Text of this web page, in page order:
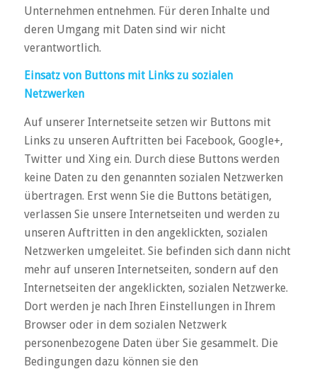
Unternehmen entnehmen. Für deren Inhalte und
deren Umgang mit Daten sind wir nicht
verantwortlich.
Einsatz von Buttons mit Links zu sozialen
Netzwerken
Auf unserer Internetseite setzen wir Buttons mit
Links zu unseren Auftritten bei Facebook, Google+,
Twitter und Xing ein. Durch diese Buttons werden
keine Daten zu den genannten sozialen Netzwerken
übertragen. Erst wenn Sie die Buttons betätigen,
verlassen Sie unsere Internetseiten und werden zu
unseren Auftritten in den angeklickten, sozialen
Netzwerken umgeleitet. Sie befinden sich dann nicht
mehr auf unseren Internetseiten, sondern auf den
Internetseiten der angeklickten, sozialen Netzwerke.
Dort werden je nach Ihren Einstellungen in Ihrem
Browser oder in dem sozialen Netzwerk
personenbezogene Daten über Sie gesammelt. Die
Bedingungen dazu können sie den